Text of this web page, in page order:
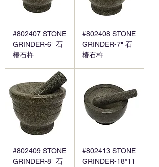
#802407 STONE
GRINDER-6" 石
椿石杵
#802408 STONE
GRINDER-7" 石
椿石杵
#802409 STONE
GRINDER-8" 石
#802413 STONE
GRINDER-18*11